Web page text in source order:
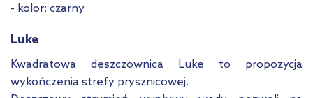
- kolor: czarny
Luke
Kwadratowa deszczownica Luke to propozycja
wykończenia strefy prysznicowej.